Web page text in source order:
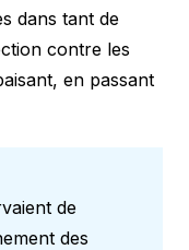
dans tant de
contre les
en passant
de
des